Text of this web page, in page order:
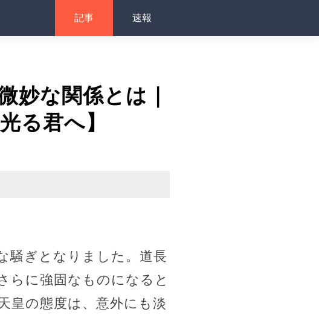
記事 速報
妙な関係とは｜
る君へ】
騒ぎとなりました。道長
らに強固なものになると
皇の態度は、意外にも淡